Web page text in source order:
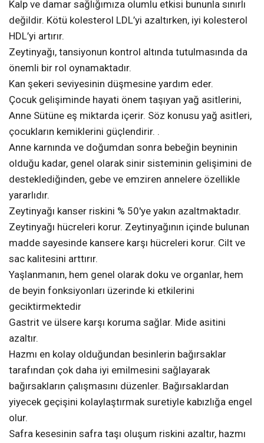
Kalp ve damar sağlığımıza olumlu etkisi bununla sınırlı
değildir. Kötü kolesterol LDL’yi azaltırken, iyi kolesterol
HDL’yi artırır.
Zeytinyağı, tansiyonun kontrol altında tutulmasında da
önemli bir rol oynamaktadır.
Kan şekeri seviyesinin düşmesine yardım eder.
Çocuk gelişiminde hayati önem taşıyan yağ asitlerini,
Anne Sütüne eş miktarda içerir. Söz konusu yağ asitleri,
çocukların kemiklerini güçlendirir. .
Anne karnında ve doğumdan sonra bebeğin beyninin
olduğu kadar, genel olarak sinir sisteminin gelişimini de
desteklediğinden, gebe ve emziren annelere özellikle
yararlıdır.
Zeytinyağı kanser riskini % 50′ye yakın azaltmaktadır.
Zeytinyağı hücreleri korur. Zeytinyağının içinde bulunan
madde sayesinde kansere karşı hücreleri korur. Cilt ve
sac kalitesini arttırır.
Yaşlanmanın, hem genel olarak doku ve organlar, hem
de beyin fonksiyonları üzerinde ki etkilerini
geciktirmektedir
Gastrit ve ülsere karşı koruma sağlar. Mide asitini
azaltır.
Hazmı en kolay olduğundan besinlerin bağırsaklar
tarafından çok daha iyi emilmesini sağlayarak
bağırsakların çalışmasını düzenler. Bağırsaklardan
yiyecek geçişini kolaylaştırmak suretiyle kabızlığa engel
olur.
Safra kesesinin safra taşı oluşum riskini azaltır, hazmı